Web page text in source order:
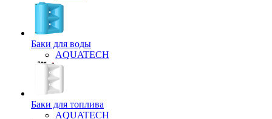
Баки для воды
AQUATECH
Баки для топлива
AQUATECH